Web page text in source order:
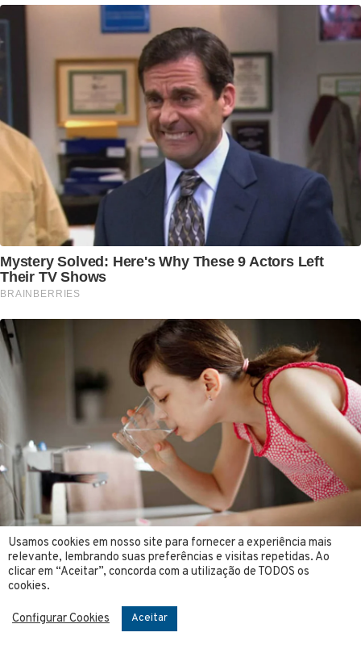
Usamos cookies em nosso site para fornecer a experiência mais
relevante, lembrando suas preferências e visitas repetidas. Ao
clicar em “Aceitar”, concorda com a utilização de TODOS os
cookies.
Configurar Cookies Aceitar